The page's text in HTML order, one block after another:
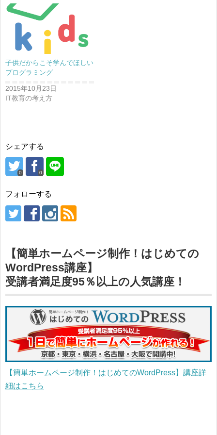
子供だからこそ学んでほしい
プログラミング
2015年10月23日
IT教育の考え方
シェアする
0 0
フォローする
【簡単ホームページ制作！はじめての
WordPress講座】
受講者満足度95％以上の人気講座！
【簡単ホームページ制作！はじめてのWordPress】講座詳
細はこちら